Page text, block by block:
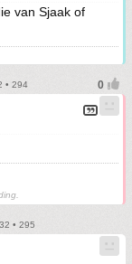
van Sjaak of
• 294
• 295